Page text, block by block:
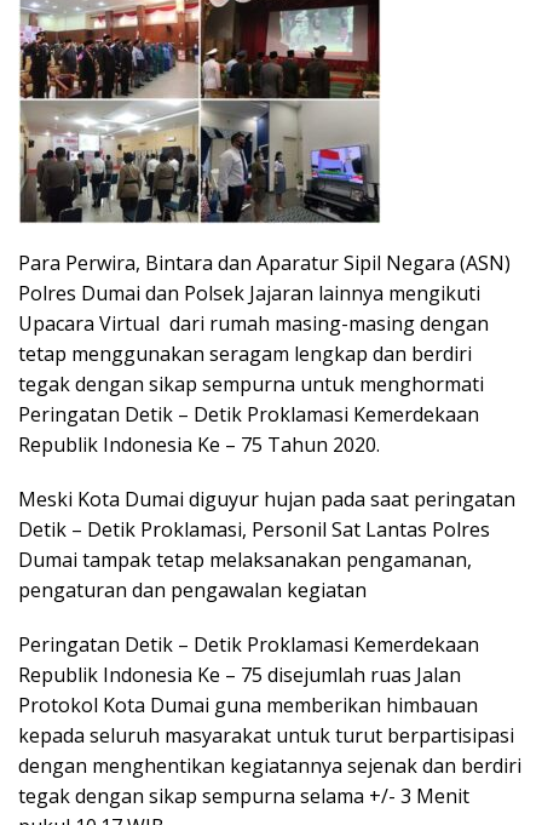
Para Perwira, Bintara dan Aparatur Sipil Negara (ASN)
Polres Dumai dan Polsek Jajaran lainnya mengikuti
Upacara Virtual dari rumah masing-masing dengan
tetap menggunakan seragam lengkap dan berdiri
tegak dengan sikap sempurna untuk menghormati
Peringatan Detik – Detik Proklamasi Kemerdekaan
Republik Indonesia Ke – 75 Tahun 2020.
Meski Kota Dumai diguyur hujan pada saat peringatan
Detik – Detik Proklamasi, Personil Sat Lantas Polres
Dumai tampak tetap melaksanakan pengamanan,
pengaturan dan pengawalan kegiatan
Peringatan Detik – Detik Proklamasi Kemerdekaan
Republik Indonesia Ke – 75 disejumlah ruas Jalan
Protokol Kota Dumai guna memberikan himbauan
kepada seluruh masyarakat untuk turut berpartisipasi
dengan menghentikan kegiatannya sejenak dan berdiri
tegak dengan sikap sempurna selama +/- 3 Menit